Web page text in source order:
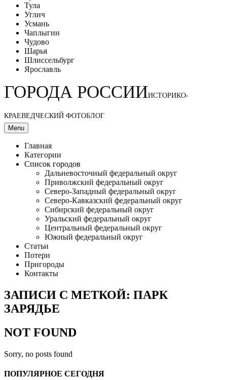
Тула
Углич
Усмань
Чаплыгин
Чудово
Шарья
Шлиссельбург
Ярославль
ГОРОДА РОССИИИСТОРИКО-
КРАЕВЕДЧЕСКИЙ ФОТОБЛОГ
Menu
Главная
Категории
Список городов
Дальневосточный федеральный округ
Приволжский федеральный округ
Северо-Западный федеральный округ
Северо-Кавказский федеральный округ
Сибирский федеральный округ
Уральский федеральный округ
Центральный федеральный округ
Южный федеральный округ
Статьи
Потери
Пригороды
Контакты
ЗАПИСИ С МЕТКОЙ: ПАРК
ЗАРЯДЬЕ
NOT FOUND
Sorry, no posts found
ПОПУЛЯРНОЕ СЕГОДНЯ